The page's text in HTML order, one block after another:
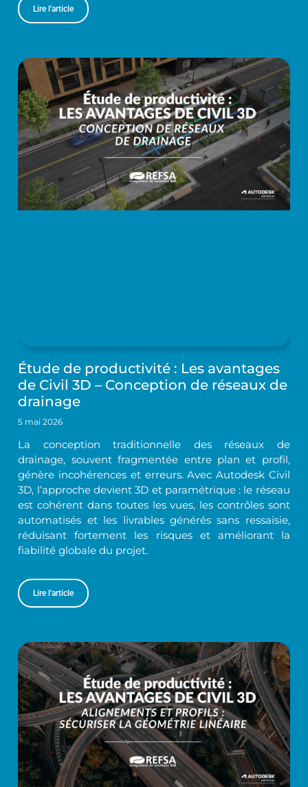
Lire l'article
Étude de productivité : Les avantages
de Civil 3D – Conception de réseaux de
drainage
5 mai 2026
La conception traditionnelle des réseaux de
drainage, souvent fragmentée entre plan et profil,
génère incohérences et erreurs. Avec Autodesk Civil
3D, l’approche devient 3D et paramétrique : le réseau
est cohérent dans toutes les vues, les contrôles sont
automatisés et les livrables générés sans ressaisie,
réduisant fortement les risques et améliorant la
fiabilité globale du projet.
Lire l'article